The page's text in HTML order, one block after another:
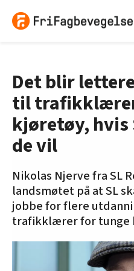
Det blir
til
kjøretøy, hvis
de vil
Nikolas Njerve fra SL
landsmøtet på at SL
jobbe for flere
trafikklærer for tunge